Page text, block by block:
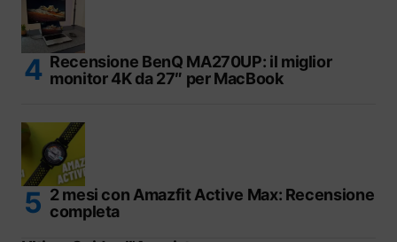
Recensione BenQ MA270UP: il miglior
monitor 4K da 27″ per MacBook
2 mesi con Amazfit Active Max: Recensione
completa